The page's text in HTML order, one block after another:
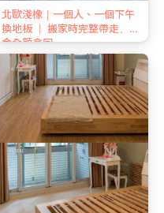
北歐淺橡｜一個人、一個下午
換地板 ｜ 搬家時完整帶走、押
金全額拿回